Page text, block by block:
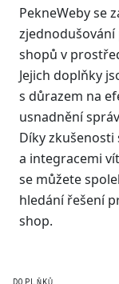
PekneWeby se
zjednodušování
shopů v
Jejich doplňky
s důrazem na
usnadnění
Díky
a integracemi
se můžete
hledání řešení
shop.